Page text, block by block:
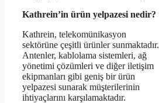
Kathrein’in ürün yelpazesi nedir?
Kathrein, telekomünikasyon
sektörüne çeşitli ürünler sunmaktadır.
Antenler, kablolama sistemleri, ağ
yönetimi çözümleri ve diğer iletişim
ekipmanları gibi geniş bir ürün
yelpazesi sunarak müşterilerinin
ihtiyaçlarını karşılamaktadır.